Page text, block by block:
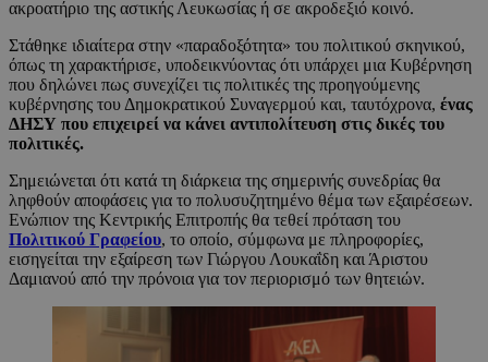
ακροατήριο της αστικής Λευκωσίας ή σε ακροδεξιό κοινό.
Στάθηκε ιδιαίτερα στην «παραδοξότητα» του πολιτικού σκηνικού,
όπως τη χαρακτήρισε, υποδεικνύοντας ότι υπάρχει μια Κυβέρνηση
που δηλώνει πως συνεχίζει τις πολιτικές της προηγούμενης
κυβέρνησης του Δημοκρατικού Συναγερμού και, ταυτόχρονα, ένας
ΔΗΣΥ που επιχειρεί να κάνει αντιπολίτευση στις δικές του
πολιτικές.
Σημειώνεται ότι κατά τη διάρκεια της σημερινής συνεδρίας θα
ληφθούν αποφάσεις για το πολυσυζητημένο θέμα των εξαιρέσεων.
Ενώπιον της Κεντρικής Επιτροπής θα τεθεί πρόταση του
Πολιτικού Γραφείου, το οποίο, σύμφωνα με πληροφορίες,
εισηγείται την εξαίρεση των Γιώργου Λουκαΐδη και Άριστου
Δαμιανού από την πρόνοια για τον περιορισμό των θητειών.